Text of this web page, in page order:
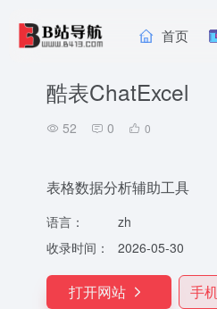
首页
酷表ChatExcel
52 0 0
表格数据分析辅助工具
语言：
zh
收录时间：
2026-05-30
打开网站 手